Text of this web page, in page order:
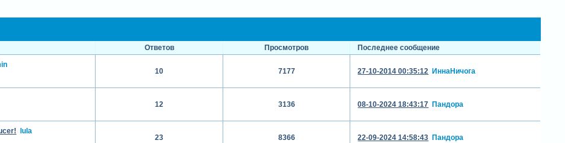
Ответов Просмотров
Последнее сообщение
10 7177 27-10-2014 00:35:12 ИннаНичога
12 3136 08-10-2024 18:43:17 Пандора
lula
23 8366 22-09-2024 14:58:43 Пандора